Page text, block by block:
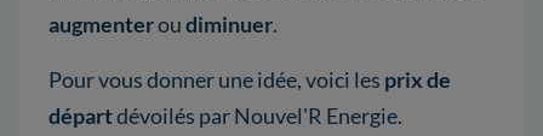
augmenteroudiminuer.
Pour vous donner une idée, voici les prix de
départdévoilés par Nouvel'R Energie.